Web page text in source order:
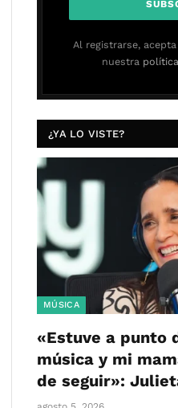
Al registrarse,
nuestra
¿YA LO VISTE?
MÚSICA
«Estuve a punto
música y mi
de seguir»: